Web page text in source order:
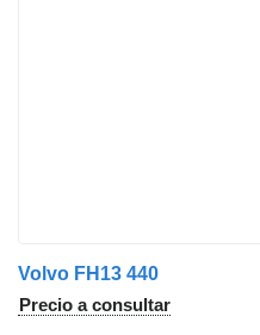
Volvo FH13 440
Precio a consultar